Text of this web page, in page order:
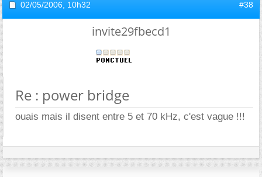
02/05/2006, 10h32 #38
invite29fbecd1
Re : power bridge
ouais mais il disent entre 5 et 70 kHz, c'est vague !!!